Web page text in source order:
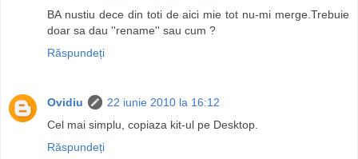
BA nustiu dece din toti de aici mie tot nu-mi merge.Trebuie
doar sa dau ''rename'' sau cum ?
Răspundeți
Ovidiu
22 iunie 2010 la 16:12
Cel mai simplu, copiaza kit-ul pe Desktop.
Răspundeți